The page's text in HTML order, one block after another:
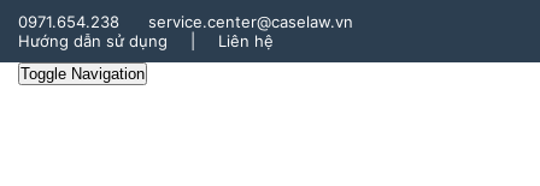
0971.654.238
service.center@caselaw.vn
Hướng dẫn sử dụng
Liên hệ
Toggle Navigation